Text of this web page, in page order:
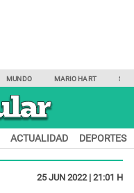
MUNDO MARIO HART
ACTUALIDAD DEPORTES
25 JUN 2022 | 21:01 H